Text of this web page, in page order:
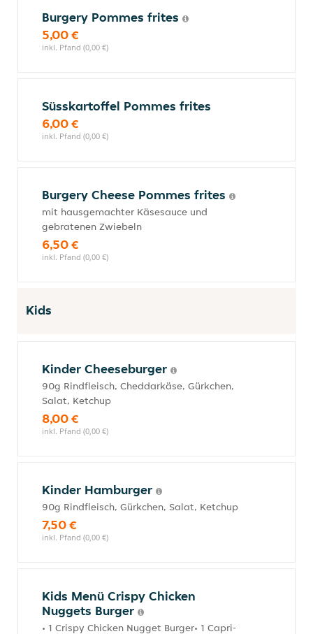
Burgery Pommes frites
5,00 €
inkl. Pfand (0,00 €)
Süsskartoffel Pommes frites
6,00 €
inkl. Pfand (0,00 €)
Burgery Cheese Pommes frites
mit hausgemachter Käsesauce und
gebratenen Zwiebeln
6,50 €
inkl. Pfand (0,00 €)
Kids
Kinder Cheeseburger
90g Rindfleisch, Cheddarkäse, Gürkchen,
Salat, Ketchup
8,00 €
inkl. Pfand (0,00 €)
Kinder Hamburger
90g Rindfleisch, Gürkchen, Salat, Ketchup
7,50 €
inkl. Pfand (0,00 €)
Kids Menü Crispy Chicken
Nuggets Burger
• 1 Crispy Chicken Nugget Burger• 1 Capri-